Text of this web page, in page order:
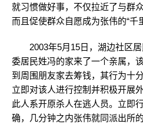
就习惯做好事，不仅拉近了与群
而且促使群众自愿成为张伟的“千
2003年5月15日，湖边社区
委居民姓冯的家来了一个亲属，
到周围朋友家去筹钱，其行为十
立即对该人进行控制并积极开展
此人系开原杀人在逃人员。立即
确，几分钟之内张伟就同派出所